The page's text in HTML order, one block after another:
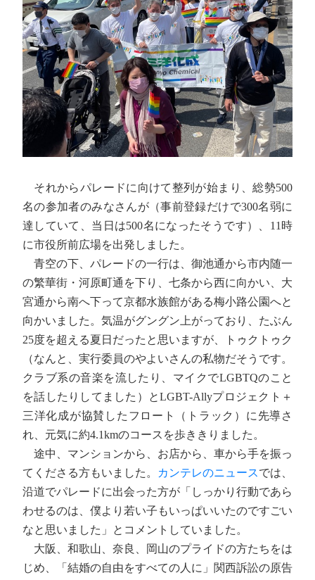
それからパレードに向けて整列が始まり、総勢500
名の参加者のみなさんが（事前登録だけで300名弱に
達していて、当日は500名になったそうです）、11時
に市役所前広場を出発しました。
青空の下、パレードの一行は、御池通から市内随一
の繁華街・河原町通を下り、七条から西に向かい、大
宮通から南へ下って京都水族館がある梅小路公園へと
向かいました。気温がグングン上がっており、たぶん
25度を超える夏日だったと思いますが、トゥクトゥク
（なんと、実行委員のやよいさんの私物だそうです。
クラブ系の音楽を流したり、マイクでLGBTQのこと
を話したりしてました）とLGBT-Allyプロジェクト＋
三洋化成が協賛したフロート（トラック）に先導さ
れ、元気に約4.1kmのコースを歩ききりました。
途中、マンションから、お店から、車から手を振っ
てくださる方もいました。
カンテレのニュースでは、
沿道でパレードに出会った方が「しっかり行動であら
わせるのは、僕より若い子もいっぱいいたのですごい
なと思いました」とコメントしていました。
大阪、和歌山、奈良、岡山のプライドの方たちをは
じめ、「結婚の自由をすべての人に」関西訴訟の原告